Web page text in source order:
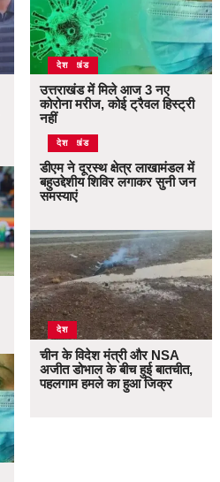
उत्तराखंड
देश
उत्तराखंड में मिले आज 3 नए
कोरोना मरीज, कोई ट्रैवल हिस्ट्री
नहीं
उत्तराखंड
देश
डीएम ने दूरस्थ क्षेत्र लाखामंडल में
बहुउद्देशीय शिविर लगाकर सुनी जन
समस्याएं
देश
चीन के विदेश मंत्री और NSA
अजीत डोभाल के बीच हुई बातचीत,
पहलगाम हमले का हुआ जिक्र